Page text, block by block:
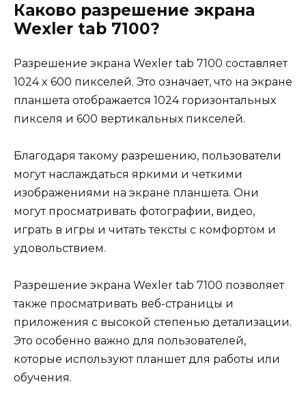
Каково разрешение экрана
Wexler tab 7100?
Разрешение экрана Wexler tab 7100 составляет
1024 x 600 пикселей. Это означает, что на экране
планшета отображается 1024 горизонтальных
пикселя и 600 вертикальных пикселей.
Благодаря такому разрешению, пользователи
могут наслаждаться яркими и четкими
изображениями на экране планшета. Они
могут просматривать фотографии, видео,
играть в игры и читать тексты с комфортом и
удовольствием.
Разрешение экрана Wexler tab 7100 позволяет
также просматривать веб-страницы и
приложения с высокой степенью детализации.
Это особенно важно для пользователей,
которые используют планшет для работы или
обучения.